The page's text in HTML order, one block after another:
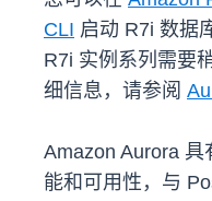
CLI 启动 R7i 数据
R7i 实例系列需要
细信息，请参阅
Amazon Aurora 具
能和可用性，与